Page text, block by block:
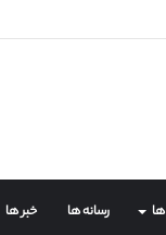
رسانه ها خبر ها